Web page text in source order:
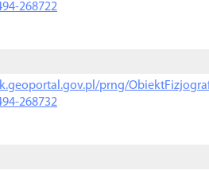
268722
prng/
268732